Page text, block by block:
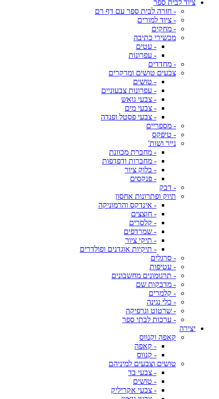
ציוד לבית ספר
- חזרה לבית ספר עם דף רם
- ציוד למורים
- מחקים
מכשירי כתיבה
- עטים
- עפרונות
- מחדדים
צבעים טושים ומרקרים
- טושים
- עפרונות צבעוניים
- צבעי גואש
- צבעי מים
- צבעי פסטל ופנדה
- מספריים
- טיפקס
נייר ושות'
- מחברת מכוונת
- מחברות ודפדפות
- בלוק ציור
- פנקסים
- דבק
תיוק ופתרונות אחסון
- אינדקס והרמוניקה
- חוצצים
- קלסרים
- שמרדפים
- תיקי ציור
- תיקיות אוגדנים ופולדרים
- סרגלים
- עטיפות
- תרגומונים מחשבונים
- מדבקות שם
- קלמרים
- כלי נגינה
- שרטוט וגרפיקה
- ערכות לבתי ספר
יצירה
קאפה וקנווס
- קאפה
- קנווס
טושים וצבעים למיניהם
- צבעי בד
- טושים
- צבעי אקריליק